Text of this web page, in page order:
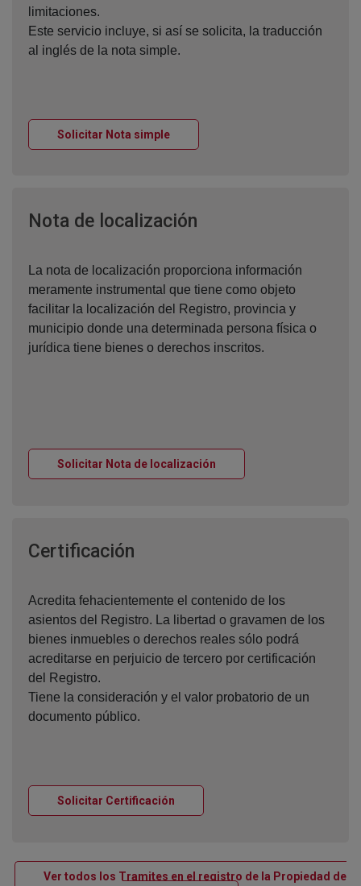
limitaciones.
Este servicio incluye, si así se solicita, la traducción
al inglés de la nota simple.
Solicitar Nota simpleVentana nueva
Nota de localización
La nota de localización proporciona información
meramente instrumental que tiene como objeto
facilitar la localización del Registro, provincia y
municipio donde una determinada persona física o
jurídica tiene bienes o derechos inscritos.
Solicitar Nota de localización
Certificación
Acredita fehacientemente el contenido de los
asientos del Registro. La libertad o gravamen de los
bienes inmuebles o derechos reales sólo podrá
acreditarse en perjuicio de tercero por certificación
del Registro.
Tiene la consideración y el valor probatorio de un
documento público.
Solicitar Certificación
Ver todos los Tramites en el registro de la Propiedad de